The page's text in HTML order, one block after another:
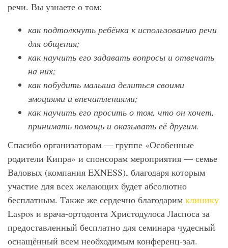
речи. Вы узнаете о том:
как подтолкнуть ребёнка к использованию речи
для общения;
как научить его задавать вопросы и отвечать
на них;
как побудить малыша делиться своими
эмоциями и впечатлениями;
как научить его просить о том, что он хочет,
принимать помощь и оказывать её другим.
Спасибо организаторам — группе «Особенные
родители Кипра» и спонсорам мероприятия — семье
Валовых (компания EXNESS), благодаря которым
участие для всех желающих будет абсолютно
бесплатным. Также же сердечно благодарим клинику
Laspos и врача-ортодонта Христодулоса Ласпоса за
предоставленный бесплатно для семинара чудесный
оснащённый всем необходимым конференц-зал.